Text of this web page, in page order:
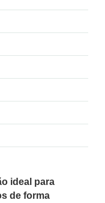
ideal para
de forma